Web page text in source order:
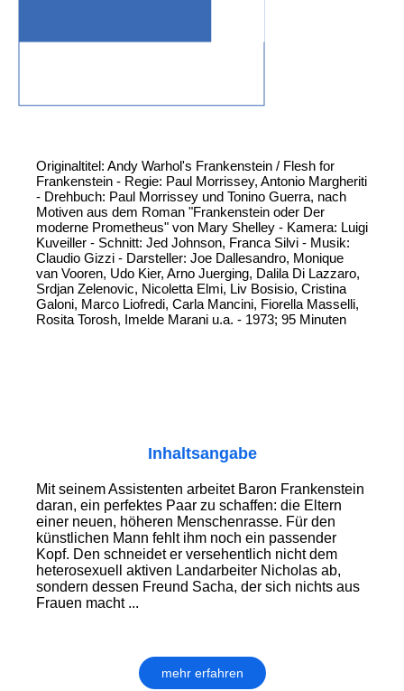
Originaltitel: Andy Warhol's Frankenstein / Flesh for
Frankenstein - Regie: Paul Morrissey, Antonio Margheriti
- Drehbuch: Paul Morrissey und Tonino Guerra, nach
Motiven aus dem Roman "Frankenstein oder Der
moderne Prometheus" von Mary Shelley - Kamera: Luigi
Kuveiller - Schnitt: Jed Johnson, Franca Silvi - Musik:
Claudio Gizzi - Darsteller: Joe Dallesandro, Monique
van Vooren, Udo Kier, Arno Juerging, Dalila Di Lazzaro,
Srdjan Zelenovic, Nicoletta Elmi, Liv Bosisio, Cristina
Galoni, Marco Liofredi, Carla Mancini, Fiorella Masselli,
Rosita Torosh, Imelde Marani u.a. - 1973; 95 Minuten
Inhaltsangabe
Mit seinem Assistenten arbeitet Baron Frankenstein
daran, ein perfektes Paar zu schaffen: die Eltern
einer neuen, höheren Menschenrasse. Für den
künstlichen Mann fehlt ihm noch ein passender
Kopf. Den schneidet er versehentlich nicht dem
heterosexuell aktiven Landarbeiter Nicholas ab,
sondern dessen Freund Sacha, der sich nichts aus
Frauen macht ...
mehr erfahren